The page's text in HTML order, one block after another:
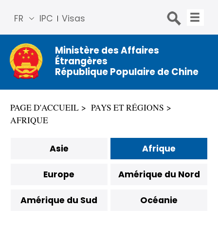
IPC Visas
FR
简体
中文
Engli
sh
Русс
Espa
ñol
Ministère des Affaires
Étrangères
République Populaire de Chine
PAGE D'ACCUEIL
PAYS ET RÉGIONS
AFRIQUE
Asie Afrique
Europe Amérique du Nord
Amérique du Sud Océanie